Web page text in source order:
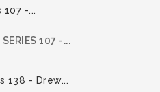
107 -...